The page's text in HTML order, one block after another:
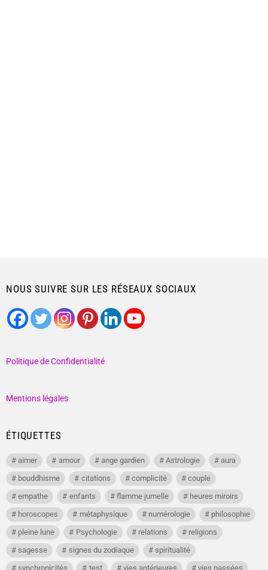
NOUS SUIVRE SUR LES RÉSEAUX SOCIAUX
Politique de Confidentialité
Mentions légales
ÉTIQUETTES
aimer amour ange gardien Astrologie
aura
bouddhisme
citations complicité
couple
empathe
enfants flamme jumelle
heures miroirs
horoscopes
métaphysique numérologie
philosophie
pleine lune
Psychologie relations
religions
sagesse
signes du zodiaque
spiritualité
synchronicités
test vies antérieures vies passées